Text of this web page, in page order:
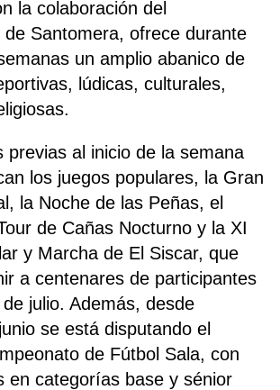
la colaboración del
de Santomera, ofrece durante
un amplio abanico de
lúdicas, culturales,
previas al inicio de la semana
los juegos populares, la Gran
la Noche de las Peñas, el
de Cañas Nocturno y la XI
y Marcha de El Siscar, que
a centenares de participantes
julio. Además, desde
se está disputando el
de Fútbol Sala, con
en categorías base y sénior